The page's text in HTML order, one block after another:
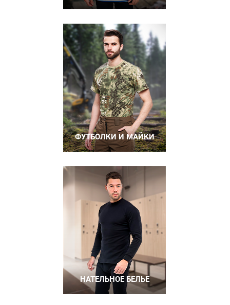
ФУТБОЛКИ И МАЙКИ
НАТЕЛЬНОЕ БЕЛЬЕ